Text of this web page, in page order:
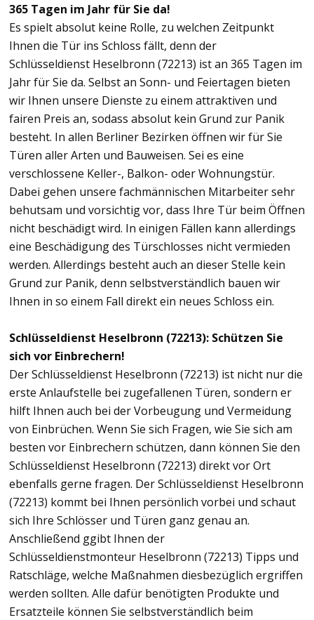
365 Tagen im Jahr für Sie da!
Es spielt absolut keine Rolle, zu welchen Zeitpunkt
Ihnen die Tür ins Schloss fällt, denn der
Schlüsseldienst Heselbronn (72213) ist an 365 Tagen im
Jahr für Sie da. Selbst an Sonn- und Feiertagen bieten
wir Ihnen unsere Dienste zu einem attraktiven und
fairen Preis an, sodass absolut kein Grund zur Panik
besteht. In allen Berliner Bezirken öffnen wir für Sie
Türen aller Arten und Bauweisen. Sei es eine
verschlossene Keller-, Balkon- oder Wohnungstür.
Dabei gehen unsere fachmännischen Mitarbeiter sehr
behutsam und vorsichtig vor, dass Ihre Tür beim Öffnen
nicht beschädigt wird. In einigen Fällen kann allerdings
eine Beschädigung des Türschlosses nicht vermieden
werden. Allerdings besteht auch an dieser Stelle kein
Grund zur Panik, denn selbstverständlich bauen wir
Ihnen in so einem Fall direkt ein neues Schloss ein.
Schlüsseldienst Heselbronn (72213): Schützen Sie
sich vor Einbrechern!
Der Schlüsseldienst Heselbronn (72213) ist nicht nur die
erste Anlaufstelle bei zugefallenen Türen, sondern er
hilft Ihnen auch bei der Vorbeugung und Vermeidung
von Einbrüchen. Wenn Sie sich Fragen, wie Sie sich am
besten vor Einbrechern schützen, dann können Sie den
Schlüsseldienst Heselbronn (72213) direkt vor Ort
ebenfalls gerne fragen. Der Schlüsseldienst Heselbronn
(72213) kommt bei Ihnen persönlich vorbei und schaut
sich Ihre Schlösser und Türen ganz genau an.
Anschließend ggibt Ihnen der
Schlüsseldienstmonteur Heselbronn (72213) Tipps und
Ratschläge, welche Maßnahmen diesbezüglich ergriffen
werden sollten. Alle dafür benötigten Produkte und
Ersatzteile können Sie selbstverständlich beim